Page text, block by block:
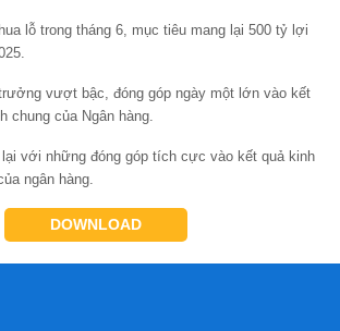
lỗ trong tháng 6, mục tiêu mang lại 500 tỷ lợi
vượt bậc, đóng góp ngày một lớn vào kết
chung của Ngân hàng.
với những đóng góp tích cực vào kết quả kinh
ngân hàng.
DOWNLOAD